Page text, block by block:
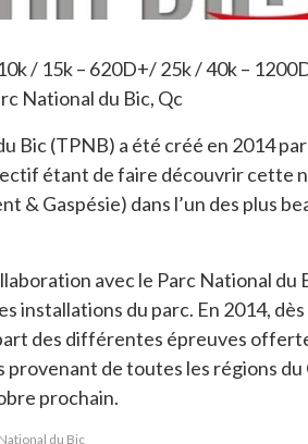
/ 15k – 620D+/ 25k / 40k –
National du Bic, Qc
Bic (TPNB) a été créé en 2014
étant de faire découvrir cette
& Gaspésie) dans l’un des plus
avec le Parc National du
installations du parc. En 2014,
des différentes épreuves
provenant de toutes les régions
prochain.
du Bic